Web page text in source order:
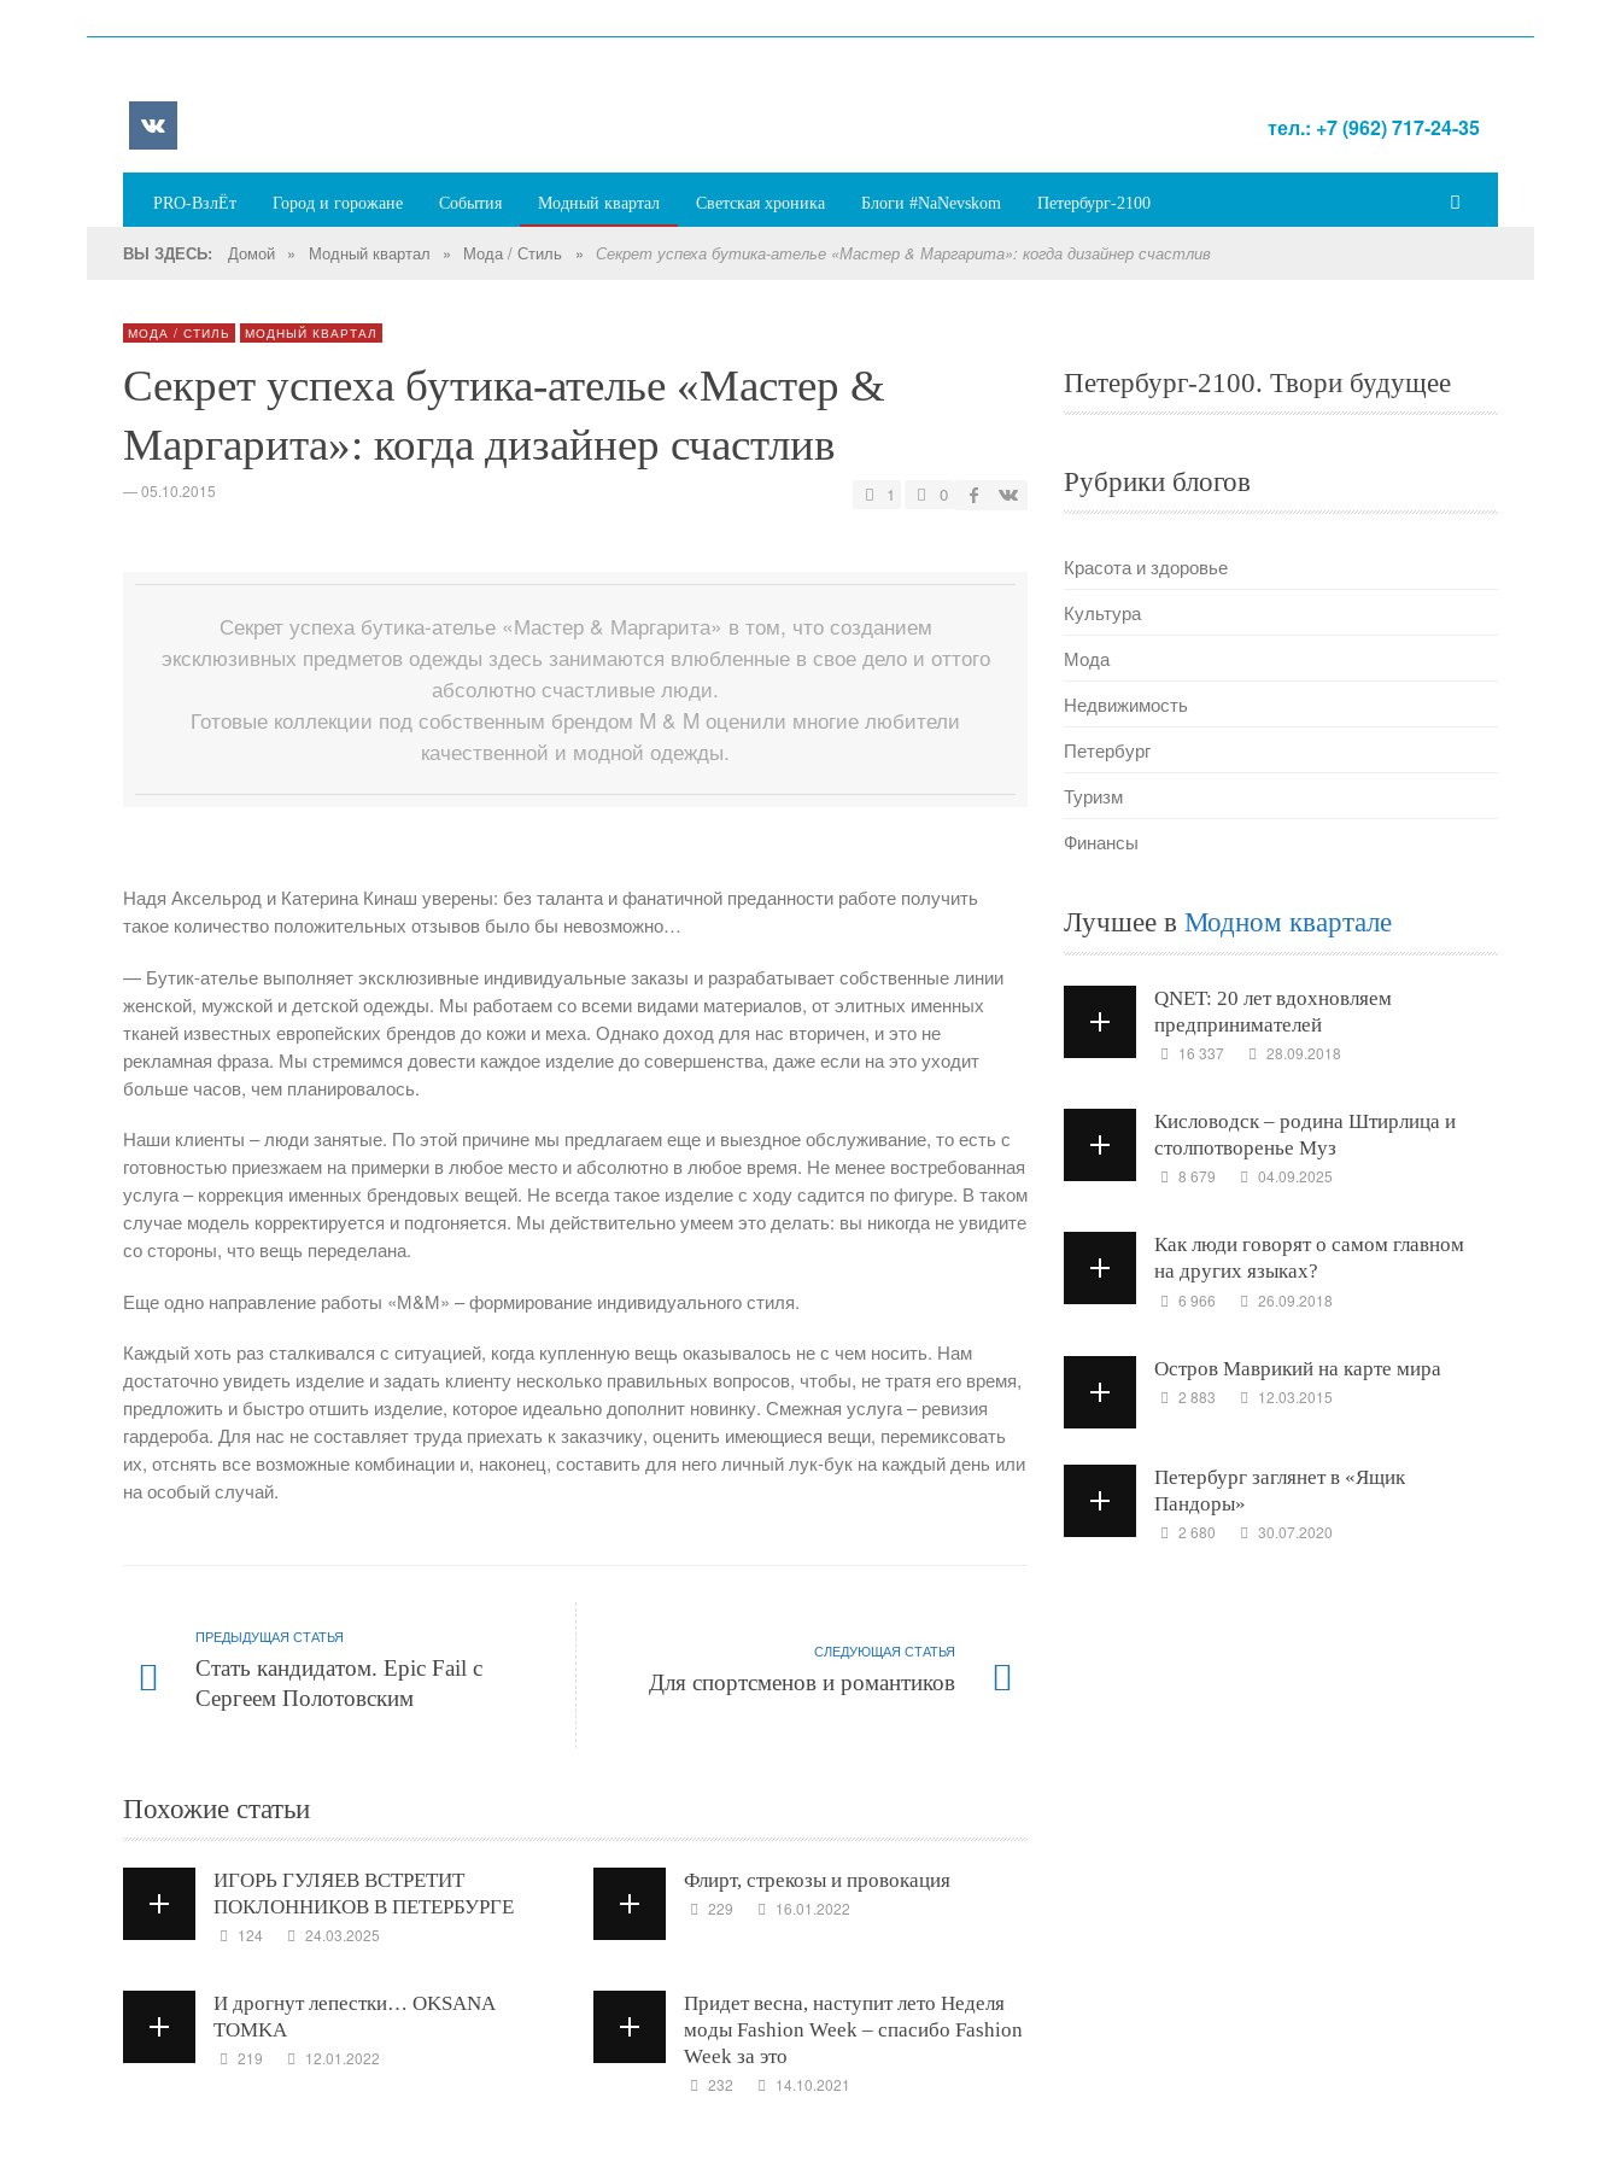
тел.: +7 (962) 717-24-35
PRO-ВзлЁт Город и горожане События Модный квартал Светская хроника Блоги #NaNevskom Петербург-2100
ВЫ ЗДЕСЬ: Домой » Модный квартал » Мода / Стиль » Секрет успеха бутика-ателье «Мастер & Маргарита»: когда дизайнер счастлив
МОДА / СТИЛЬ МОДНЫЙ КВАРТАЛ
Секрет успеха бутика-ателье «Мастер &
Маргарита»: когда дизайнер счастлив
—05.10.2015 1 0
Секрет успеха бутика-ателье «Мастер & Маргарита» в том, что созданием
эксклюзивных предметов одежды здесь занимаются влюбленные в свое дело и оттого
абсолютно счастливые люди.
Готовые коллекции под собственным брендом M & M оценили многие любители
качественной и модной одежды.
Надя Аксельрод и Катерина Кинаш уверены: без таланта и фанатичной преданности работе получить
такое количество положительных отзывов было бы невозможно…
— Бутик-ателье выполняет эксклюзивные индивидуальные заказы и разрабатывает собственные линии
женской, мужской и детской одежды. Мы работаем со всеми видами материалов, от элитных именных
тканей известных европейских брендов до кожи и меха. Однако доход для нас вторичен, и это не
рекламная фраза. Мы стремимся довести каждое изделие до совершенства, даже если на это уходит
больше часов, чем планировалось.
Наши клиенты – люди занятые. По этой причине мы предлагаем еще и выездное обслуживание, то есть с
готовностью приезжаем на примерки в любое место и абсолютно в любое время. Не менее востребованная
услуга – коррекция именных брендовых вещей. Не всегда такое изделие с ходу садится по фигуре. В таком
случае модель корректируется и подгоняется. Мы действительно умеем это делать: вы никогда не увидите
со стороны, что вещь переделана.
Еще одно направление работы «М&М» – формирование индивидуального стиля.
Каждый хоть раз сталкивался с ситуацией, когда купленную вещь оказывалось не с чем носить. Нам
достаточно увидеть изделие и задать клиенту несколько правильных вопросов, чтобы, не тратя его время,
предложить и быстро отшить изделие, которое идеально дополнит новинку. Смежная услуга – ревизия
гардероба. Для нас не составляет труда приехать к заказчику, оценить имеющиеся вещи, перемиксовать
их, отснять все возможные комбинации и, наконец, составить для него личный лук-бук на каждый день или
на особый случай.
ПРЕДЫДУЩАЯ СТАТЬЯ
Стать кандидатом. Epic Fail с
Сергеем Полотовским
СЛЕДУЮЩАЯ СТАТЬЯ
Для спортсменов и романтиков
Похожие статьи
ИГОРЬ ГУЛЯЕВ ВСТРЕТИТ
ПОКЛОННИКОВ В ПЕТЕРБУРГЕ
124 24.03.2025
Флирт, стрекозы и провокация
229 16.01.2022
И дрогнут лепестки… OKSANA
TOMKA
219 12.01.2022
Придет весна, наступит лето Неделя
моды Fashion Week – спасибо Fashion
Week за это
232 14.10.2021
Петербург-2100. Твори будущее
Рубрики блогов
Красота и здоровье
Культура
Мода
Недвижимость
Петербург
Туризм
Финансы
Лучшее в Модном квартале
QNET: 20 лет вдохновляем
предпринимателей
16 337 28.09.2018
Кисловодск – родина Штирлица и
столпотворенье Муз
8 679 04.09.2025
Как люди говорят о самом главном
на других языках?
6 966 26.09.2018
Остров Маврикий на карте мира
2 883 12.03.2015
Петербург заглянет в «Ящик
Пандоры»
2 680 30.07.2020